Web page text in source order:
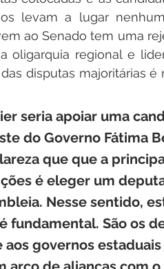
levam a lugar
ao Senado tem uma
oligarquia regional e
das disputas majoritárias
seria apoiar uma
do Governo Fátima
que que a
é eleger um
Nesse sentido,
fundamental. São os
governos